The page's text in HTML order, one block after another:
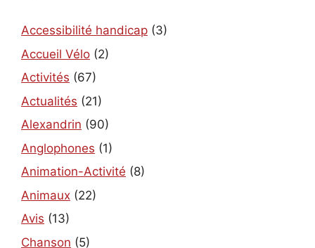
Accessibilité handicap (3)
Accueil Vélo (2)
Activités (67)
Actualités (21)
Alexandrin (90)
Anglophones (1)
Animation-Activité (8)
Animaux (22)
Avis (13)
Chanson (5)